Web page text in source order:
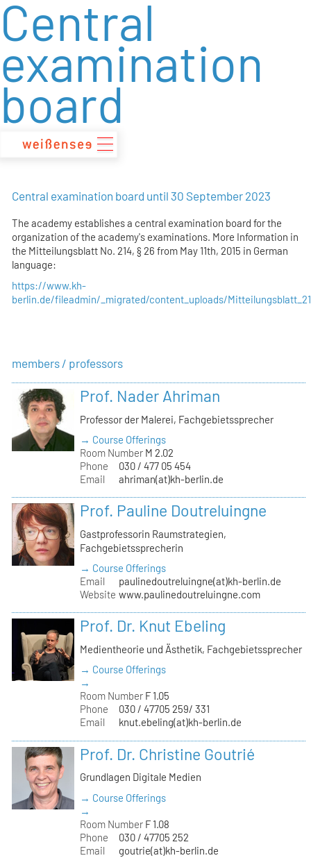
zum
Inhalt
Central
examination
board
Central examination board until 30 September 2023
The academy establishes a central examination board for the
organization of the academy's examinations. More Information in
the Mitteilungsblatt No. 214, § 26 from May 11th, 2015 in German
language:
https://www.kh-
berlin.de/fileadmin/_migrated/content_uploads/
members / professors
Prof. Nader Ahriman
Professor der Malerei, Fachgebietssprecher
→ Course Offerings
Room Number M 2.02
Phone
030 / 477 05 454
Email
ahriman(at)kh-berlin.de
Prof. Pauline Doutreluingne
Gastprofessorin Raumstrategien,
Fachgebietssprecherin
→ Course Offerings
Email
paulinedoutreluingne(at)kh-berlin.de
Website www.paulinedoutreluingne.com
Prof. Dr. Knut Ebeling
Medientheorie und Ästhetik, Fachgebietssprecher
→ Course Offerings
→
Room Number F 1.05
Phone
030 / 47705 259/ 331
Email
knut.ebeling(at)kh-berlin.de
Prof. Dr. Christine Goutrié
Grundlagen Digitale Medien
→ Course Offerings
→
Room Number F 1.08
Phone
030 / 47705 252
Email
goutrie(at)kh-berlin.de